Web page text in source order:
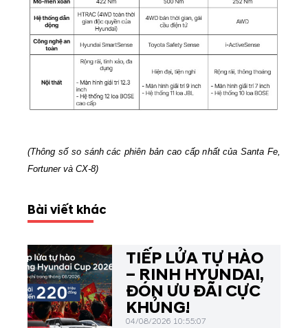
(Thông số so sánh các phiên bản cao cấp nhất của Santa Fe,
Fortuner và CX-8)
Bài viết khác
TIẾP LỬA TỰ HÀO
– RINH HYUNDAI,
ĐÓN ƯU ĐÃI CỰC
KHỦNG!
04/08/2026 10:55:07